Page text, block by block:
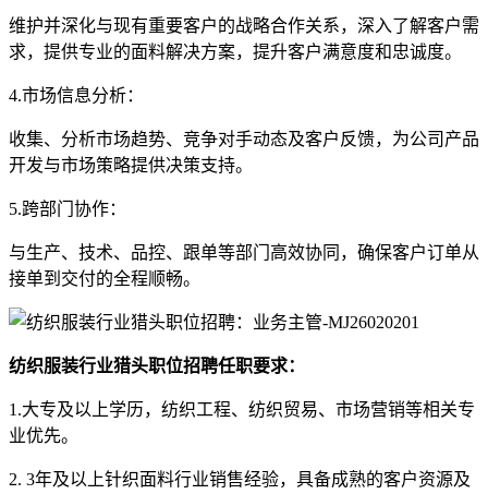
维护并深化与现有重要客户的战略合作关系，深入了解客户需
求，提供专业的面料解决方案，提升客户满意度和忠诚度。
4.市场信息分析：
收集、分析市场趋势、竞争对手动态及客户反馈，为公司产品
开发与市场策略提供决策支持。
5.跨部门协作：
与生产、技术、品控、跟单等部门高效协同，确保客户订单从
接单到交付的全程顺畅。
纺织服装行业猎头职位招聘任职要求：
1.大专及以上学历，纺织工程、纺织贸易、市场营销等相关专
业优先。
2. 3年及以上针织面料行业销售经验，具备成熟的客户资源及